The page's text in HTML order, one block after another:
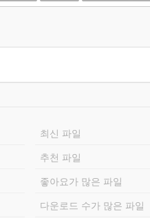
최신 파일
추천 파일
좋아요가 많은 파일
다운로드 수가 많은 파일